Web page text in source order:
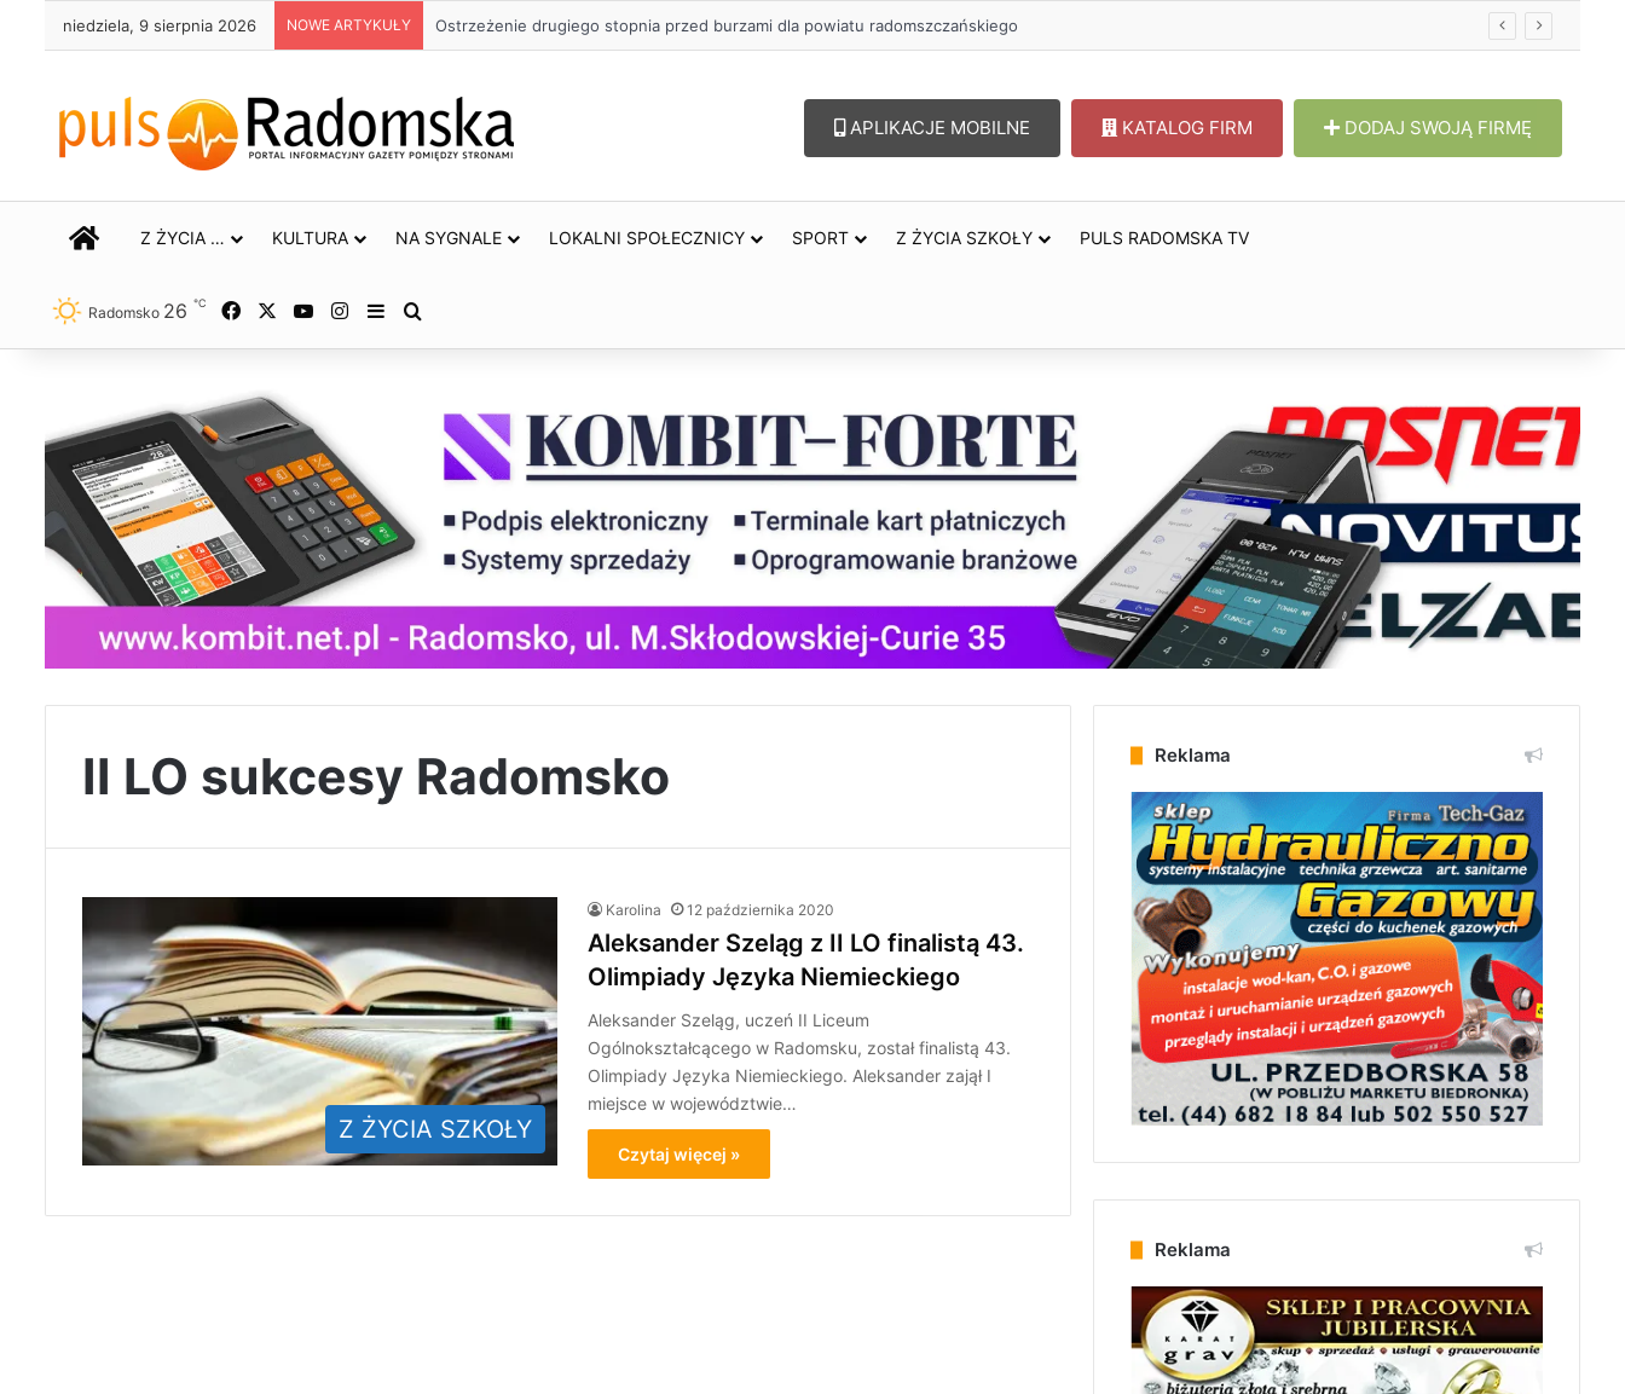
niedziela, 9 sierpnia 2026 NOWE ARTYKUŁY Ostrzeżenie drugiego stopnia przed burzami dla powiatu radomszczańskiego
APLIKACJE MOBILNE KATALOG FIRM DODAJ SWOJĄ FIRMĘ
STRONA GŁÓWNA
Z ŻYCIA … KULTURA NA SYGNALE LOKALNI SPOŁECZNICY SPORT Z ŻYCIA SZKOŁY PULS RADOMSKA TV
Radomsko 26 ℃ Facebook YouTubeInstagram
Sidebar
II LO sukcesy Radomsko
Z ŻYCIA SZKOŁY
Karolina 12 października 2020
Aleksander Szeląg z II LO finalistą 43.
Olimpiady Języka Niemieckiego
Aleksander Szeląg, uczeń II Liceum
Ogólnokształcącego w Radomsku, został finalistą 43.
Olimpiady Języka Niemieckiego. Aleksander zajął I
miejsce w województwie…
Czytaj więcej »
Reklama
Reklama